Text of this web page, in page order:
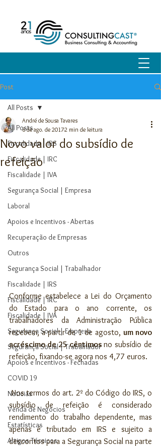
Post
All Posts
Fiscalidade | IRS
Fiscalidade | IRC
Fiscalidade | IVA
Segurança Social | Empresa
Laboral
Apoios e Incentivos - Abertas
Recuperação de Empresas
Outros
Segurança Social | Trabalhador
Fiscalidade | IRS
Fiscalidade | IRC
Fiscalidade | IVA
Segurança Social | Empresa
Segurança Social | Trabalhador
Apoios e Incentivos - Fechadas
COVID 19
Noticias
Venda de Negócios
Estatísticas
Artigos Técnicos
All Posts
Novo valor do subsídio de
refeição
André de Sousa Tavares
8 de ago. de 20172 min de leitura
Conforme estabelece a Lei do Orçamento
do Estado para o ano corrente, os
trabalhadores da Administração Pública
recebem, a partir de 1 de agosto, um novo
acréscimo de 25 cêntimos no subsídio de
refeição, fixando-se agora nos 4,77 euros.
Nos termos do art. 2º do Código do IRS, o
subsídio de refeição é considerado
rendimento do trabalho dependente, mas
apenas é tributado em IRS e sujeito a
descontos para a Segurança Social na parte